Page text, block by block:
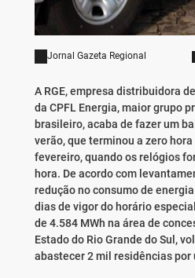
Jornal Gazeta Regional
A RGE, empresa distribuidora
da CPFL Energia, maior grupo
brasileiro, acaba de fazer um
verão, que terminou a zero
fevereiro, quando os relógios
hora. De acordo com
redução no consumo de
dias de vigor do horário
de 4.584 MWh na área de
Estado do Rio Grande do Sul,
abastecer 2 mil residências por